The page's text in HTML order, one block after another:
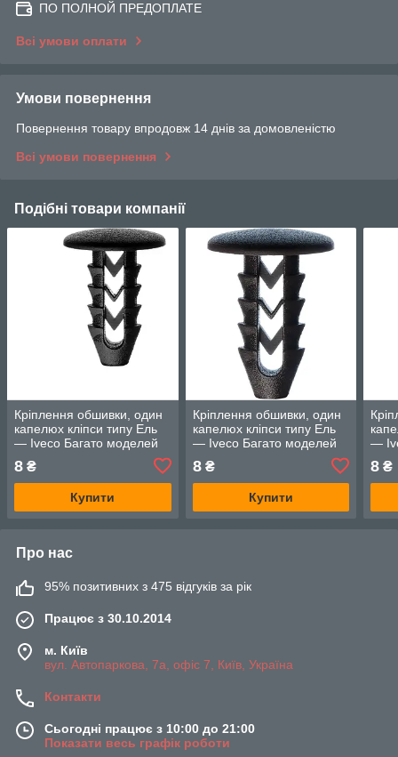
ПО ПОЛНОЙ ПРЕДОПЛАТЕ
Всі умови оплати
Умови повернення
Повернення товару впродовж 14 днів за домовленістю
Всі умови повернення
Подібні товари компанії
Кріплення обшивки, один
капелюх кліпси типу Ель
— Iveco Багато моделей
8 ₴
Купити
Кріплення обшивки, один
капелюх кліпси типу Ель
— Iveco Багато моделей
8₴
Купити
—
8 ₴
Про нас
95% позитивних з 475 відгуків за рік
Працює з 30.10.2014
м. Київ
вул. Автопаркова, 7а, офіс 7, Київ, Україна
Контакти
Сьогодні працює з 10:00 до 21:00
Показати весь графік роботи